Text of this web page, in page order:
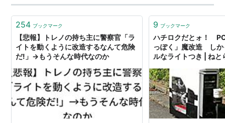
254 ブックマーク
【悲報】トレノの持ち主に警察官「ラ
イトを動くように改造するなんて危険
だ!」→もうそんな時代なのか
9 ブックマーク
ハチロクだとォ！
っぽく」魔改造 しか
ルなライトつき | ねと